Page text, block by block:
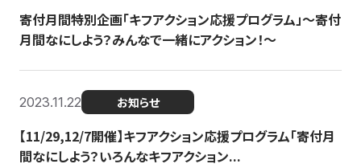
寄付月間特別企画「キフアクション応援プログラム」〜寄付
月間なにしよう？みんなで一緒にアクション！〜
2023.11.22 お知らせ
【11/29,12/7開催】キフアクション応援プログラム「寄付月
間なにしよう？いろんなキフアクション...